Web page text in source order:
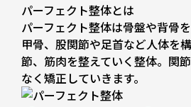
パーフェクト整体とは
パーフェクト整体は骨盤や背骨
甲骨、股関節や足首など人体を
節、筋肉を整えていく整体。関
なく矯正していきます。